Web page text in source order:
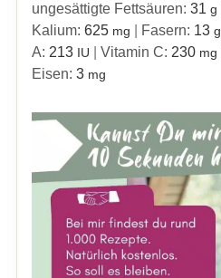
ungesättigte Fettsäuren: 31 g
Kalium: 625 mg Fasern: 13 g
A: 213 IU Vitamin C: 230 mg
Eisen: 3 mg